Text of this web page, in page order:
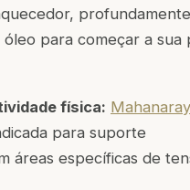
para começar a sua
física:
para suporte
áreas específicas de